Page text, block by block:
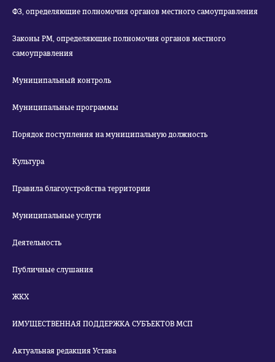
ФЗ, определяющие полномочия органов местного самоуправления
Законы РМ, определяющие полномочия органов местного
самоуправления
Муниципальный контроль
Муниципальные программы
Порядок поступления на муниципальную должность
Культура
Правила благоустройства территории
Муниципальные услуги
Деятельность
Публичные слушания
ЖКХ
ИМУЩЕСТВЕННАЯ ПОДДЕРЖКА СУБЪЕКТОВ МСП
Актуальная редакция Устава